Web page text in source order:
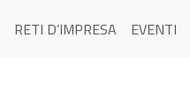
RETI D’IMPRESA EVENTI